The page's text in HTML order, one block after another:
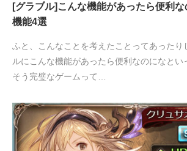
[グラブル]こんな機能があったら便利な
機能4選
ふと、こんなことを考えたことってあったり
ルにこんな機能があったら便利なのになとい
そう完璧なゲームって…